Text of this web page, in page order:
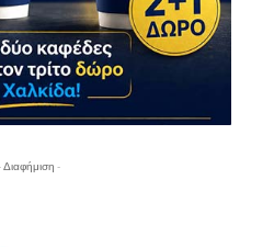
Διαφήμιση -